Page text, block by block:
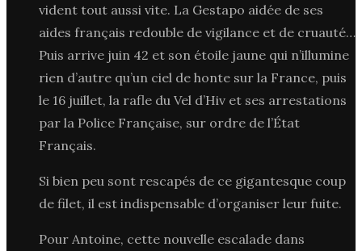
vident tout aussi vite. La Gestapo aidée de ses
aides français redouble de vigilance et de cruauté…
Puis arrive juin 42 et son étoile jaune qui n’illumine
rien d’autre qu’un ciel de honte sur la France, puis
le 16 juillet, la rafle du Vel d’Hiv et ses arrestations
par la Police Française, sur ordre de l’État
Français.
Si bien peu sont rescapés de ce gigantesque coup
de filet, il est indispensable d’organiser leur fuite.
Pour Antoine, cette nouvelle escalade dans